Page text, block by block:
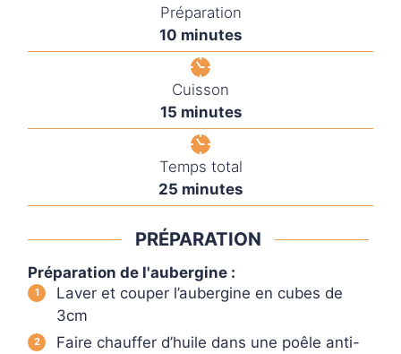
Préparation
10 minutes
minutes
Cuisson
15minutes
minutes
Temps total
25 minutes
minutes
PRÉPARATION
Préparation de l'aubergine :
Laver et couper l’aubergine en cubes de
3cm
Faire chauffer d’huile dans une poêle anti-